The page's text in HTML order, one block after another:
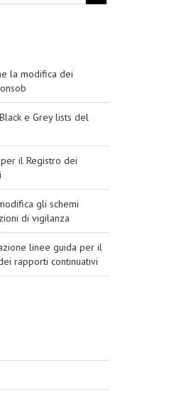
la modifica dei
e Grey lists del
il Registro dei
gli schemi
di vigilanza
linee guida per il
rapporti continuativi